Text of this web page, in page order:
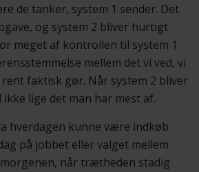
de tanker, system 1 sender. Det
og system 2 bliver hurtigt
meget af kontrollen til system 1.
mellem det vi ved, vi
faktisk gør. Når system 2 bliver
lige det man har mest af.
hverdagen kunne være indkøb
på jobbet eller valget mellem
når trætheden stadig